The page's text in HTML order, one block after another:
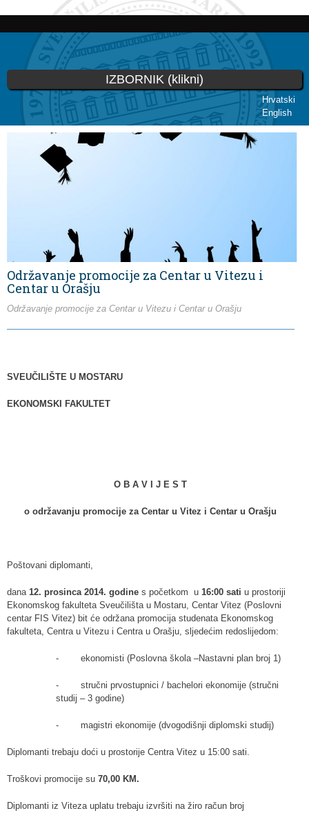
Skip to
content
Hrvatski
English
IZBORNIK (klikni)
You are here
Održavanje promocije za Centar u Vitezu i
Centar u Orašju
Održavanje promocije za Centar u Vitezu i Centar u Orašju
SVEUČILIŠTE U MOSTARU
EKONOMSKI FAKULTET
O B A V I J E S T
o održavanju promocije za Centar u Vitez i Centar u Orašju
Poštovani diplomanti,
dana 12. prosinca 2014. godine s početkom u 16:00 sati u prostoriji
Ekonomskog fakulteta Sveučilišta u Mostaru, Centar Vitez (Poslovni
centar FIS Vitez) bit će održana promocija studenata Ekonomskog
fakulteta, Centra u Vitezu i Centra u Orašju, sljedećim redoslijedom:
- ekonomisti (Poslovna škola –Nastavni plan broj 1)
- stručni prvostupnici / bachelori ekonomije (stručni
studij – 3 godine)
- magistri ekonomije (dvogodišnji diplomski studij)
Diplomanti trebaju doći u prostorije Centra Vitez u 15:00 sati.
Troškovi promocije su 70,00 KM.
Diplomanti iz Viteza uplatu trebaju izvršiti na žiro račun broj